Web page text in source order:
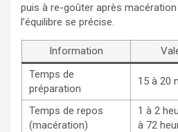
puis à re-goûter après macération
l’équilibre se précise.
Information
Temps de
préparation
15 à 20
Temps de repos
(macération)
1 à 2
à 72